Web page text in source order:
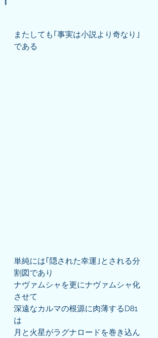
またしても｢事実は小説より奇なり｣
である
単純には｢隠された幸運｣とされる分
割図であり
ナヴァムシャを更にナヴァムシャ化
させて
深遠なカルマの根源に肉薄するD81
は
月と火星がラグナロードを巻き込ん